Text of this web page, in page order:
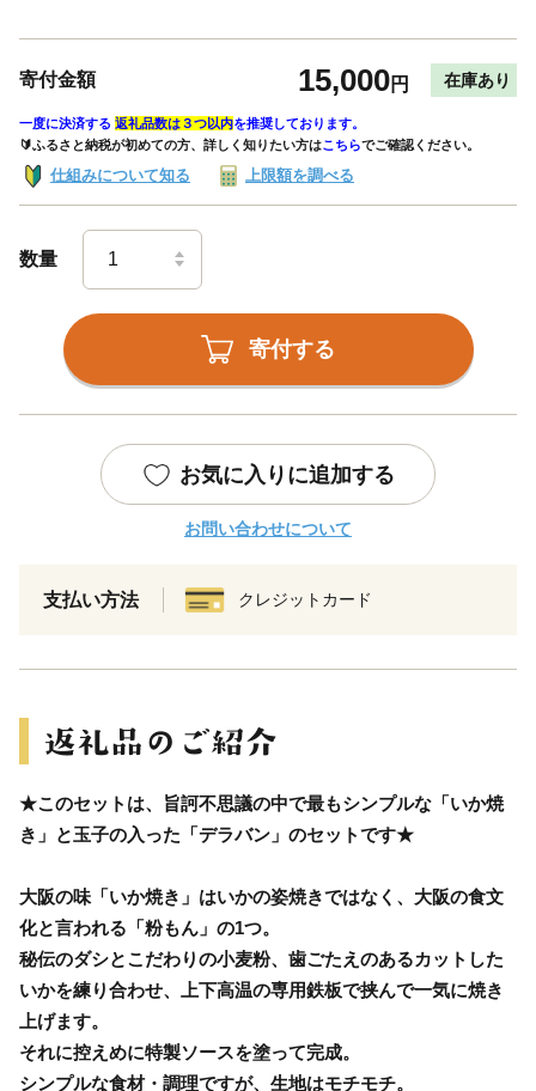
寄付金額 15,000円 在庫あり
一度に決済する 返礼品数は３つ以内を推奨しております。
🔰ふるさと納税が初めての方、詳しく知りたい方はこちらでご確認ください。
仕組みについて知る 上限額を調べる
数量
寄付する
お気に入りに追加する
お問い合わせについて
支払い方法 クレジットカード
★このセットは、旨訶不思議の中で最もシンプルな「いか焼
き」と玉子の入った「デラバン」のセットです★
大阪の味「いか焼き」はいかの姿焼きではなく、大阪の食文
化と言われる「粉もん」の1つ。
秘伝のダシとこだわりの小麦粉、歯ごたえのあるカットした
いかを練り合わせ、上下高温の専用鉄板で挟んで一気に焼き
上げます。
それに控えめに特製ソースを塗って完成。
シンプルな食材・調理ですが、生地はモチモチ。